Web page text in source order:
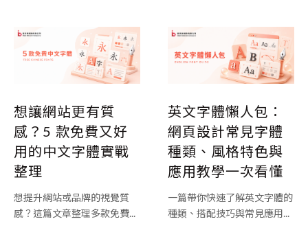
想讓網站更有質
感？5 款免費又好
用的中文字體實戰
整理
想提升網站或品牌的視覺質
感？這篇文章整理多款免費...
英文字體懶人包：
網頁設計常見字體
種類、風格特色與
應用教學一次看懂
一篇帶你快速了解英文字體的
種類、搭配技巧與常見應用...